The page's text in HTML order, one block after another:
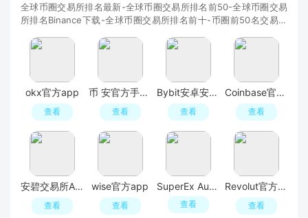
全球币圈交易所排名最新-全球币圈交易所排名前50-全球币圈交易
所排名Binance下载-全球币圈交易所排名前十-币圈前50名交易所
okx官方app
查看
币 安官方手机版
查看
Bybit安卓安装包
查看
Coinbase官方交易平台
查看
安碧交易所APP官方最新版
查看
wise官方app
查看
SuperEx Authenticator
查看
Revolut官方app
查看